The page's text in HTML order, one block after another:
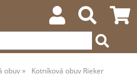
obuv Kotníková obuv Rieker